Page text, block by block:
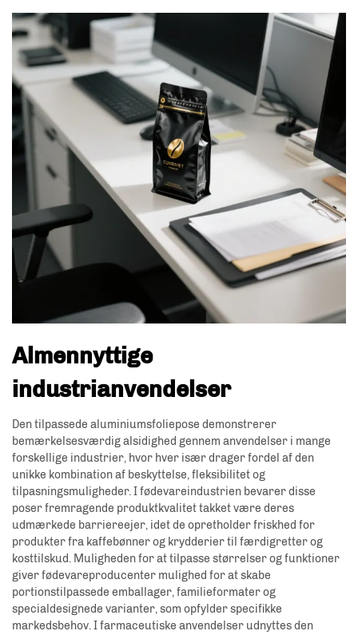
Almennyttige
industrianvendelser
Den tilpassede aluminiumsfoliepose demonstrerer
bemærkelsesværdig alsidighed gennem anvendelser i mange
forskellige industrier, hvor hver især drager fordel af den
unikke kombination af beskyttelse, fleksibilitet og
tilpasningsmuligheder. I fødevareindustrien bevarer disse
poser fremragende produktkvalitet takket være deres
udmærkede barriereejer, idet de opretholder friskhed for
produkter fra kaffebønner og krydderier til færdigretter og
kosttilskud. Muligheden for at tilpasse størrelser og funktioner
giver fødevareproducenter mulighed for at skabe
portionstilpassede emballager, familieformater og
specialdesignede varianter, som opfylder specifikke
markedsbehov. I farmaceutiske anvendelser udnyttes den